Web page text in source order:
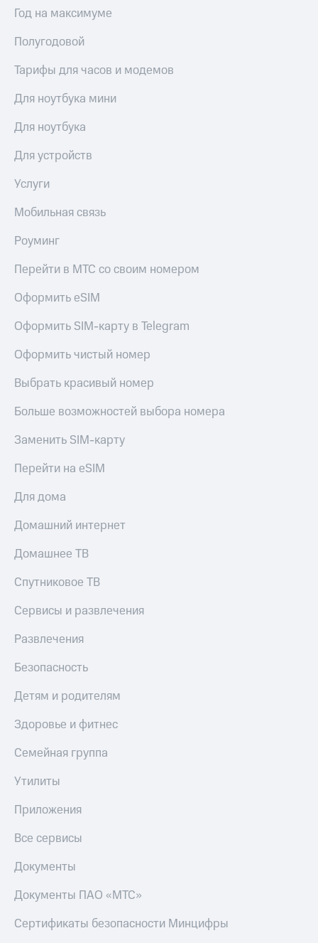
Год на максимуме
Полугодовой
Тарифы для часов и модемов
Для ноутбука мини
Для ноутбука
Для устройств
Услуги
Мобильная связь
Роуминг
Перейти в МТС со своим номером
Оформить eSIM
Оформить SIM-карту в Telegram
Оформить чистый номер
Выбрать красивый номер
Больше возможностей выбора номера
Заменить SIM-карту
Перейти на eSIM
Для дома
Домашний интернет
Домашнее ТВ
Спутниковое ТВ
Сервисы и развлечения
Развлечения
Безопасность
Детям и родителям
Здоровье и фитнес
Семейная группа
Утилиты
Приложения
Все сервисы
Документы
Документы ПАО «МТС»
Сертификаты безопасности Минцифры